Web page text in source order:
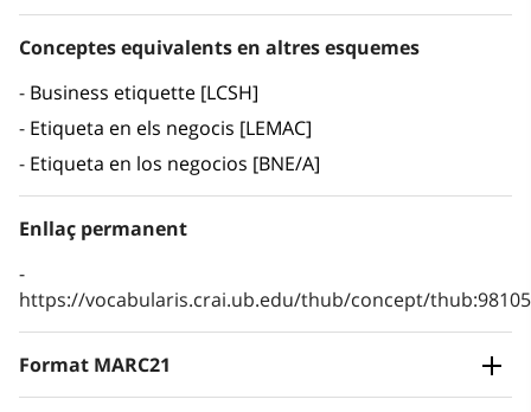
Conceptes equivalents en altres esquemes
Business etiquette [LCSH]
Etiqueta en els negocis [LEMAC]
Etiqueta en los negocios [BNE/A]
Enllaç permanent
https://vocabularis.crai.ub.edu/thub/concept/
Format MARC21